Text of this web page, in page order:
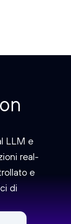
LLM e
real-
e
di